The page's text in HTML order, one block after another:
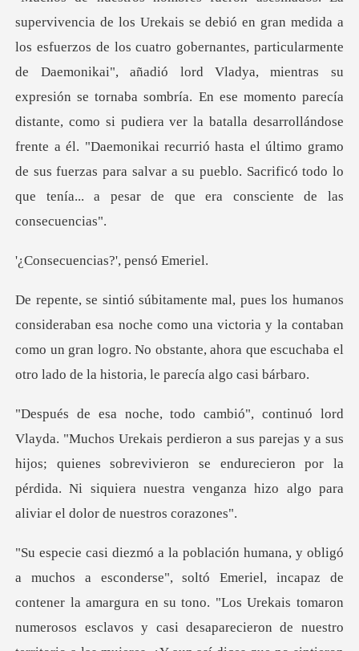
aemonikai", añadió lord Vladya, mientras su
expresión se tornaba sombría. En ese momento parecía
distante, como si pudiera ver la batalla desarrollándose
frente a él.
cias?', pen
oche como una victoria y la contaban
como un gran logro. No obstante, ahor
a sus parejas y a sus
hijos; quienes sobrevivieron se endurecieron por la
pérdida.
, incapaz de
contener la amargura en su tono. "Los Urekais tomaron
numerosos esclavos y casi